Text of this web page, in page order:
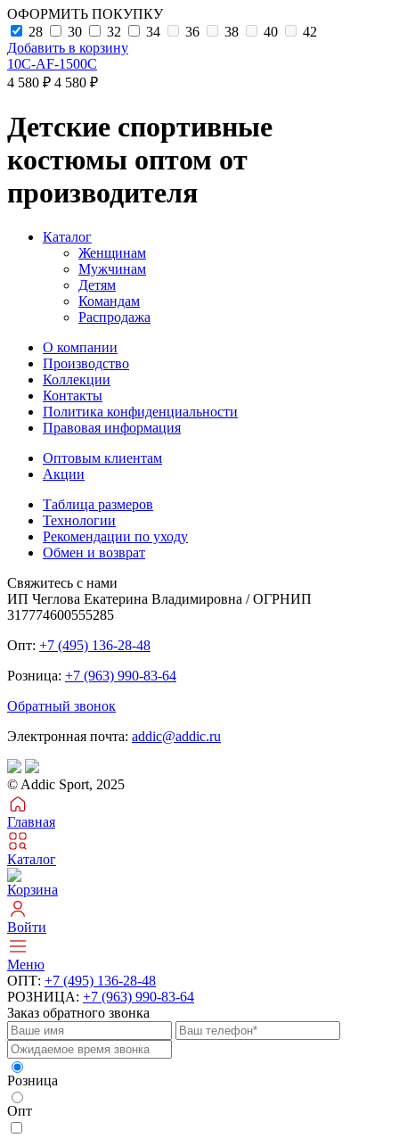
ОФОРМИТЬ ПОКУПКУ
28
30 32 34 36 38 40
42
Добавить в корзину
10C-AF-1500C
4 580 ₽ 4 580 ₽
Детские спортивные
костюмы оптом от
производителя
Каталог
Женщинам
Мужчинам
Детям
Командам
Распродажа
О компании
Производство
Коллекции
Контакты
Политика конфиденциальности
Правовая информация
Оптовым клиентам
Акции
Таблица размеров
Технологии
Рекомендации по уходу
Обмен и возврат
Свяжитесь с нами
ИП Чеглова Екатерина Владимировна / ОГРНИП
317774600555285
Опт: +7 (495) 136-28-48
Розница: +7 (963) 990-83-64
Обратный звонок
Электронная почта: addic@addic.ru
© Addic Sport, 2025
Главная
Каталог
Корзина
Войти
Меню
ОПТ: +7 (495) 136-28-48
РОЗНИЦА: +7 (963) 990-83-64
Заказ обратного звонка
Розница
Опт